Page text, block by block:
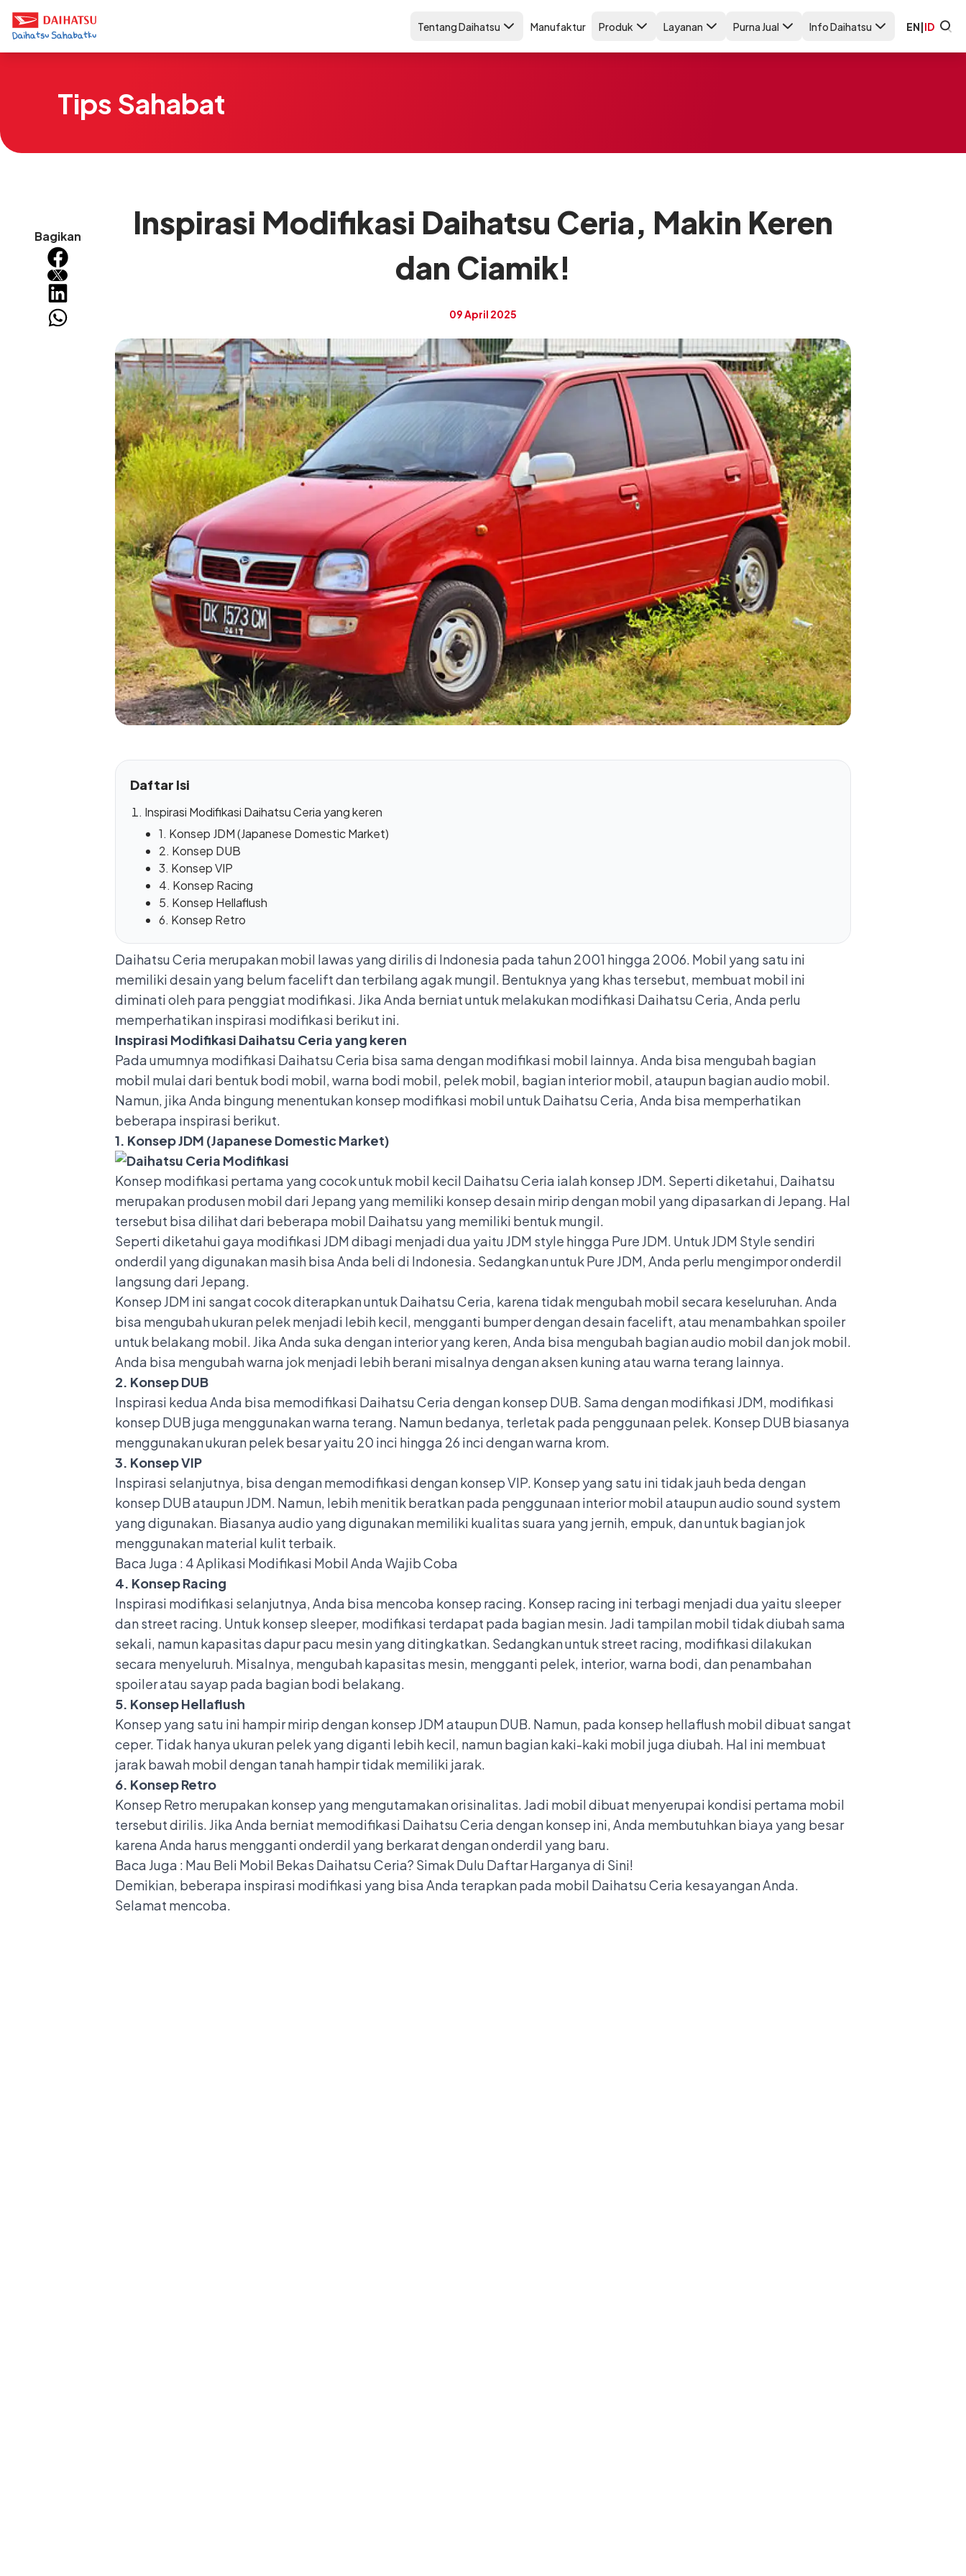
Tentang Daihatsu Manufaktur Produk Layanan Purna Jual Info Daihatsu EN|ID
Tips Sahabat
Bagikan
Inspirasi Modifikasi Daihatsu Ceria, Makin Keren
dan Ciamik!
09 April 2025
Daftar Isi
Inspirasi Modifikasi Daihatsu Ceria yang keren
1. Konsep JDM (Japanese Domestic Market)
2. Konsep DUB
3. Konsep VIP
4. Konsep Racing
5. Konsep Hellaflush
6. Konsep Retro
Daihatsu Ceria merupakan mobil lawas yang dirilis di Indonesia pada tahun 2001 hingga 2006. Mobil yang satu ini
memiliki desain yang belumfaceliftdan terbilang agak mungil. Bentuknya yang khas tersebut, membuat mobil ini
diminati oleh para penggiat modifikasi. Jika Anda berniat untuk melakukan modifikasi Daihatsu Ceria, Anda perlu
memperhatikan inspirasi modifikasi berikut ini.
Inspirasi Modifikasi Daihatsu Ceria yang keren
Pada umumnya modifikasi Daihatsu Ceria bisa sama dengan modifikasi mobil lainnya. Anda bisa mengubah bagian
mobil mulai dari bentuk bodi mobil, warna bodi mobil, pelek mobil, bagian interior mobil, ataupun bagian audio mobil.
Namun, jika Anda bingung menentukan konsep modifikasi mobil untuk Daihatsu Ceria, Anda bisa memperhatikan
beberapa inspirasi berikut.
1. Konsep JDM (Japanese Domestic Market)
Konsep modifikasi pertama yang cocok untukmobil kecil Daihatsu Ceria ialah konsep JDM. Seperti diketahui, Daihatsu
merupakan produsen mobil dari Jepang yang memiliki konsep desain mirip dengan mobil yang dipasarkan di Jepang. Hal
tersebut bisa dilihat dari beberapa mobil Daihatsu yang memiliki bentuk mungil.
Seperti diketahui gaya modifikasi JDM dibagi menjadi dua yaitu JDM style hingga Pure JDM. Untuk JDM Style sendiri
onderdil yang digunakan masih bisa Anda beli di Indonesia. Sedangkan untuk Pure JDM, Anda perlu mengimpor onderdil
langsung dari Jepang.
Konsep JDM ini sangat cocok diterapkan untuk Daihatsu Ceria, karena tidak mengubah mobil secara keseluruhan. Anda
bisa mengubah ukuran pelek menjadi lebih kecil, mengganti bumper dengan desain facelift, atau menambahkan spoiler
untuk belakang mobil. Jika Anda suka dengan interior yang keren, Anda bisa mengubah bagian audio mobil dan jok mobil.
Anda bisa mengubah warna jok menjadi lebih berani misalnya dengan aksen kuning atau warna terang lainnya.
2. Konsep DUB
Inspirasi kedua Anda bisa memodifikasi Daihatsu Ceriadengan konsep DUB. Sama dengan modifikasi JDM, modifikasi
konsep DUB juga menggunakan warna terang. Namun bedanya, terletak pada penggunaan pelek. Konsep DUB biasanya
menggunakan ukuran pelek besar yaitu 20 inci hingga 26 inci dengan warna krom.
3. Konsep VIP
Inspirasi selanjutnya, bisa dengan memodifikasi dengan konsep VIP. Konsep yang satu ini tidak jauh beda dengan
konsep DUB ataupun JDM. Namun, lebih menitik beratkan pada penggunaan interior mobil ataupun audio sound system
yang digunakan. Biasanya audio yang digunakan memiliki kualitas suara yang jernih, empuk, dan untuk bagian jok
menggunakan material kulit terbaik.
Baca Juga : 4 Aplikasi Modifikasi Mobil Anda Wajib Coba
4. Konsep Racing
Inspirasi modifikasi selanjutnya, Anda bisa mencoba konsep racing. Konsep racing ini terbagi menjadi dua yaitu sleeper
dan street racing. Untuk konsep sleeper, modifikasi terdapat pada bagian mesin. Jadi tampilan mobil tidak diubah sama
sekali, namun kapasitas dapur pacu mesin yang ditingkatkan. Sedangkan untuk street racing, modifikasi dilakukan
secara menyeluruh. Misalnya, mengubah kapasitas mesin, mengganti pelek, interior, warna bodi, dan penambahan
spoiler atau sayap pada bagian bodi belakang.
5. Konsep Hellaflush
Konsep yang satu ini hampir mirip dengan konsep JDM ataupun DUB. Namun, pada konsep hellaflush mobil dibuat sangat
ceper. Tidak hanya ukuran pelek yang diganti lebih kecil, namun bagian kaki-kaki mobil juga diubah. Hal ini membuat
jarak bawah mobil dengan tanah hampir tidak memiliki jarak.
6. Konsep Retro
Konsep Retro merupakan konsep yang mengutamakan orisinalitas. Jadi mobil dibuat menyerupai kondisi pertama mobil
tersebut dirilis. Jika Anda berniat memodifikasi Daihatsu Ceria dengan konsep ini, Anda membutuhkan biaya yang besar
karena Anda harus mengganti onderdil yang berkarat dengan onderdil yang baru.
Baca Juga : Mau Beli Mobil Bekas Daihatsu Ceria? Simak Dulu Daftar Harganya di Sini!
Demikian, beberapa inspirasi modifikasi yang bisa Anda terapkan pada mobil Daihatsu Ceria kesayangan Anda.
Selamat mencoba.